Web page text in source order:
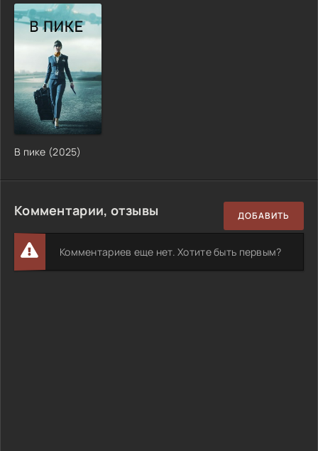
В пике (2025)
Комментарии, отзывы ДОБАВИТЬ
Комментариев еще нет. Хотите быть первым?